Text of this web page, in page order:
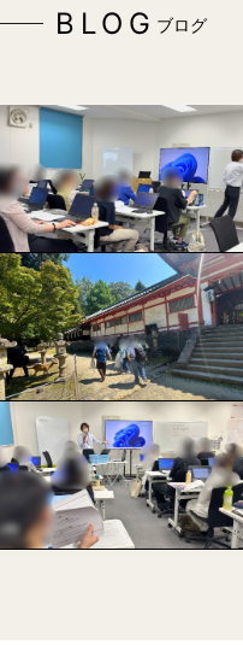
BLOG ブログ